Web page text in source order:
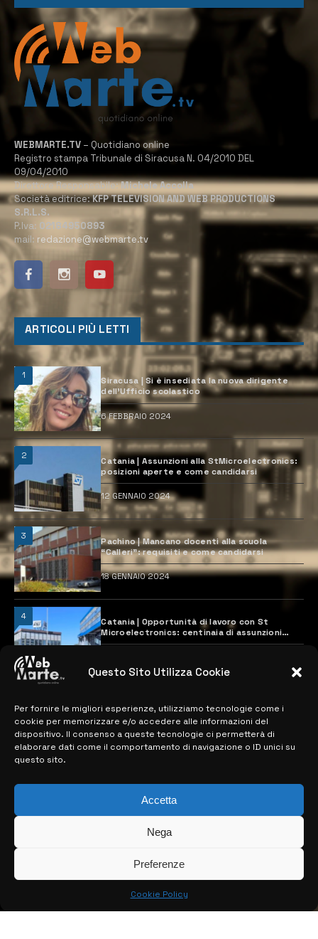
Questo Sito Utilizza Cookie
Per fornire le migliori esperienze, utilizziamo tecnologie come i
cookie per memorizzare e/o accedere alle informazioni del
dispositivo. Il consenso a queste tecnologie ci permetterà di
elaborare dati come il comportamento di navigazione o ID unici su
questo sito.
Accetta
Nega
Preferenze
Cookie Policy
WEBMARTE.TV – Quotidiano online
Registro stampa Tribunale di Siracusa N. 04/2010 DEL
09/04/2010
Direttore Responsabile:Michele Accolla
Società editrice:KFP TELEVISION AND WEB PRODUCTIONS
S.R.L.S.
P.Iva: 02184950893
mail: redazione@webmarte.tv
ARTICOLI PIÙ LETTI
1
Siracusa | Si è insediata la nuova dirigente
dell’Ufficio scolastico
6 FEBBRAIO 2024
2
Catania | Assunzioni alla StMicroelectronics:
posizioni aperte e come candidarsi
12 GENNAIO 2024
3
Pachino | Mancano docenti alla scuola
“Calleri”: requisiti e come candidarsi
18 GENNAIO 2024
4
Catania | Opportunità di lavoro con St
Microelectronics: centinaia di assunzioni
previste
MAPPA DEL SITO
> NOTIZIE